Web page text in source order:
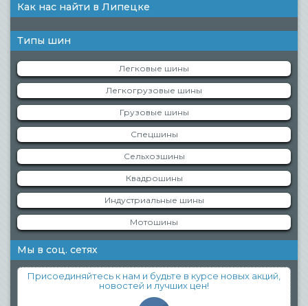
Как нас найти в Липецке
Типы шин
Легковые шины
Легкогрузовые шины
Грузовые шины
Спецшины
Сельхозшины
Квадрошины
Индустриальные шины
Мотошины
Мы в соц. сетях
Присоединяйтесь к нам и будьте в курсе новых акций,
новостей и лучших цен!